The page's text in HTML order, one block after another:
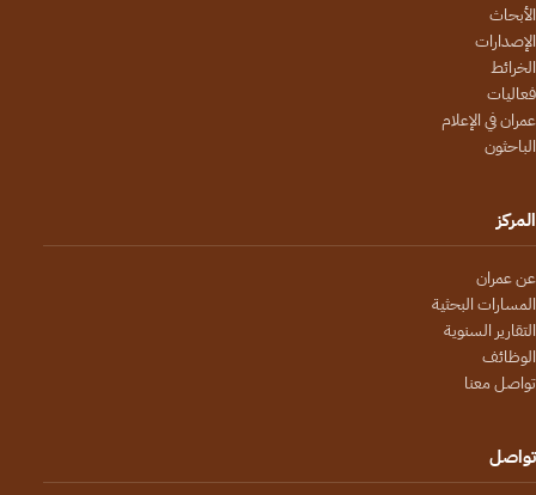
الأبحاث
الإصدارات
الخرائط
فعاليات
عمران في الإعلام
الباحثون
المركز
عن عمران
المسارات البحثية
التقارير السنوية
الوظائف
تواصل معنا
تواصل